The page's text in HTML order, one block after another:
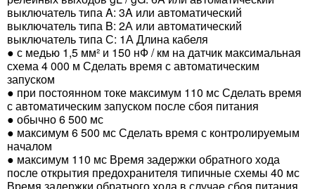
выключатель типа A: 3A или автоматический
выключатель типа B: 2А или автоматический
выключатель типа С: 1А Длина кабеля
● с медью 1,5 мм² и 150 нФ / км на датчик максимальная
схема 4 000 м Сделать время с автоматическим
запуском
● при постоянном токе максимум 110 мс Сделать время
с автоматическим запуском после сбоя питания
● обычно 6 500 мс
● максимум 6 500 мс Сделать время с контролируемым
началом
● максимум 110 мс Время задержки обратного хода
после открытия предохранителя типичные схемы 40 мс